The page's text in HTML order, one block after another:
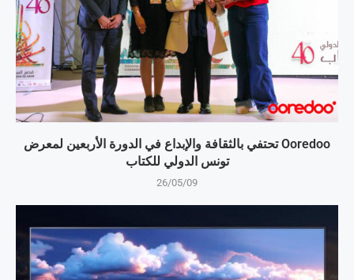
Ooredoo تحتفي بالثقافة والإبداع في الدورة الأربعين لمعرض
تونس الدولي للكتاب
26/05/09